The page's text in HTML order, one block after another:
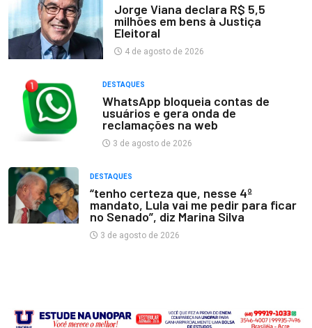
Jorge Viana declara R$ 5,5
milhões em bens à Justiça
Eleitoral
4 de agosto de 2026
DESTAQUES
WhatsApp bloqueia contas de
usuários e gera onda de
reclamações na web
3 de agosto de 2026
DESTAQUES
“tenho certeza que, nesse 4º
mandato, Lula vai me pedir para ficar
no Senado”, diz Marina Silva
3 de agosto de 2026